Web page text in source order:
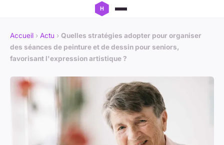
Accueil › Actu › Quelles stratégies adopter pour organiser
des séances de peinture et de dessin pour seniors,
favorisant l'expression artistique ?